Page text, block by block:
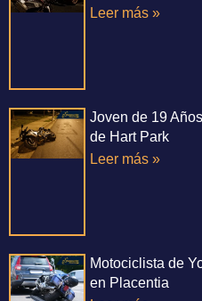
Leer más »
Joven de 19
de Hart Park
Leer más »
Motociclista de
en Placentia